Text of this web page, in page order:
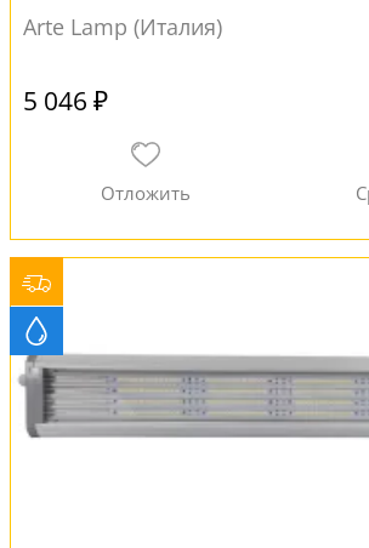
Arte Lamp (Италия)
5 046 ₽